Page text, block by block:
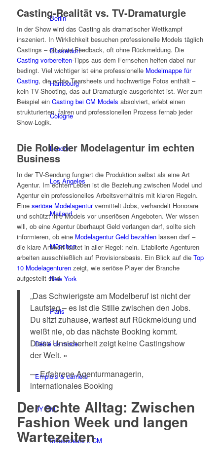
Berlin
Düsseldorf
Hambourg
Cologne
London
Los Angeles
Mailand
München
New York
Paris
Défilé de mode
Emplois & carrière
BY CM
Influenceurs x CM
Casting-Realität vs. TV-Dramaturgie
In der Show wird das Casting als dramatischer Wettkampf
inszeniert. In Wirklichkeit besuchen professionelle Models täglich
Castings – oft ohne Feedback, oft ohne Rückmeldung. Die
Casting vorbereiten-Tipps aus dem Fernsehen helfen dabei nur
bedingt. Viel wichtiger ist eine professionelle Modelmappe für
Casting, die echte Tearsheets und hochwertige Fotos enthält –
kein TV-Shooting, das auf Dramaturgie ausgerichtet ist. Wer zum
Beispiel ein Casting bei CM Models absolviert, erlebt einen
strukturierten, fairen und professionellen Prozess fernab jeder
Show-Logik.
Die Rolle der Modelagentur im echten
Business
In der TV-Sendung fungiert die Produktion selbst als eine Art
Agentur. Im echten Leben ist die Beziehung zwischen Model und
Agentur ein professionelles Arbeitsverhältnis mit klaren Regeln.
Eine seriöse Modelagenturvermittelt Jobs, verhandelt Honorare
und schützt ihre Models vor unseriösen Angeboten. Wer wissen
will, ob eine Agentur überhaupt Geld verlangen darf, sollte sich
informieren, ob eine Modelagentur Geld bezahlenlassen darf –
die klare Antwort lautet in aller Regel: nein. Etablierte Agenturen
arbeiten ausschließlich auf Provisionsbasis. Ein Blick auf die Top
10 Modelagenturenzeigt, wie seriöse Player der Branche
aufgestellt sind.
„Das Schwierigste am Modelberuf ist nicht der
Laufsteg – es ist die Stille zwischen den Jobs.
Du sitzt zuhause, wartest auf Rückmeldung und
weißt nie, ob das nächste Booking kommt.
Diese Unsicherheit zeigt keine Castingshow
der Welt. »
— Erfahrene Agenturmanagerin,
internationales Booking
Der echte Alltag: Zwischen
Fashion Week und langen
Wartezeiten